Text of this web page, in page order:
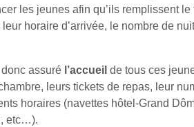
les jeunes afin qu’ils remplissent
horaire d’arrivée, le nombre de
assuré l’accueil de tous ces
leurs tickets de repas, leur
horaires (navettes hôtel-Grand
etc…).